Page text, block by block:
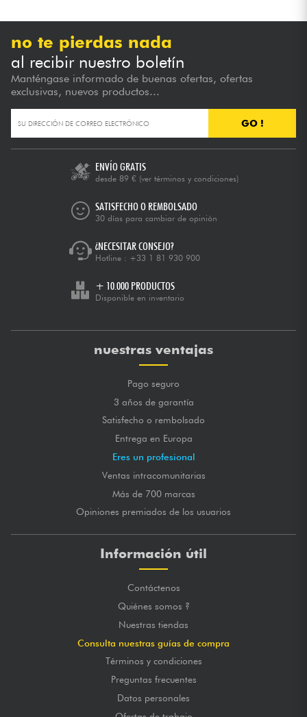
no te pierdas nada
al recibir nuestro boletín
Manténgase informado de buenas ofertas, ofertas
exclusivas, nuevos productos...
GO !
ENVÍO GRATIS
desde 89 € (ver términos y condiciones)
SATISFECHO O REMBOLSADO
30 días para cambiar de opinión
¿NECESITAR CONSEJO?
Hotline : +33 1 81 930 900
+ 10.000 PRODUCTOS
Disponible en inventario
nuestras ventajas
Pago seguro
3 años de garantía
Satisfecho o rembolsado
Entrega en Europa
Eres un profesional
Ventas intracomunitarias
Más de 700 marcas
Opiniones premiados de los usuarios
Información útil
Contáctenos
Quiénes somos ?
Nuestras tiendas
Consulta nuestras guías de compra
Términos y condiciones
Preguntas frecuentes
Datos personales